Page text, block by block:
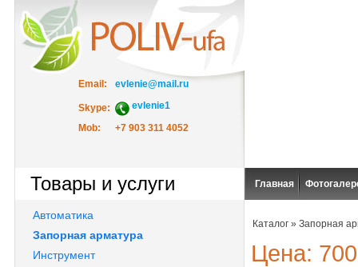
Email: evlenie@mail.ru
Skype:
evlenie1
Mob:
+7 903 311 4052
Товары и услуги
Автоматика
Запорная арматура
Инструмент
Главная
Каталог » Запорная
Цена: